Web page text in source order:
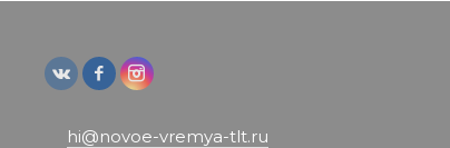
hi@novoe-vremya-tlt.ru